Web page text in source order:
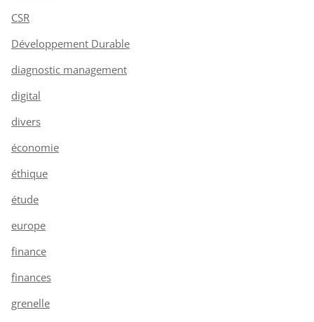
CSR
Développement Durable
diagnostic management
digital
divers
économie
éthique
étude
europe
finance
finances
grenelle